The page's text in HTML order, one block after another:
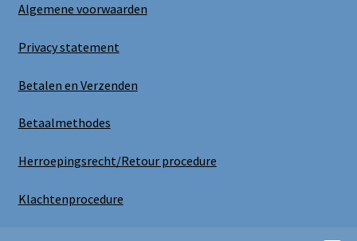
Algemene voorwaarden
Privacy statement
Betalen en Verzenden
Betaalmethodes
Herroepingsrecht/Retour procedure
Klachtenprocedure